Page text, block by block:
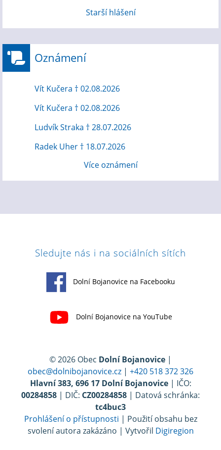
Starší hlášení
Oznámení
Vít Kučera † 02.08.2026
Vít Kučera † 02.08.2026
Ludvík Straka † 28.07.2026
Radek Uher † 18.07.2026
Více oznámení
Sledujte nás i na sociálních sítích
Dolní Bojanovice na Facebooku
Dolní Bojanovice na YouTube
© 2026 Obec Dolní Bojanovice |
obec@dolnibojanovice.cz | +420 518 372 326
Hlavní 383, 696 17 Dolní Bojanovice| IČO:
00284858 | DIČ: CZ00284858 | Datová schránka:
tc4buc3
Prohlášení o přístupnosti | Použití obsahu bez
svolení autora zakázáno | Vytvořil Digiregion